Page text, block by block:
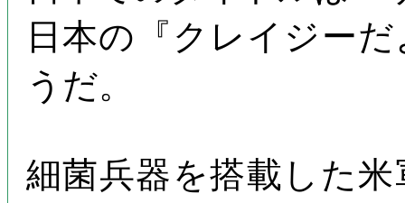
日本の『クレイジー
うだ。
細菌兵器を搭載した